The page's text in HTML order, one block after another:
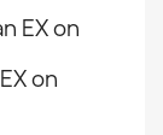
EX on
on